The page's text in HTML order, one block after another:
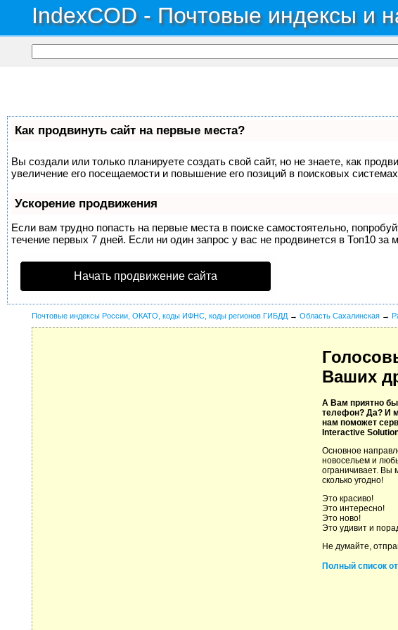
IndexCOD - Почтовые индексы и
Как продвинуть сайт на первые места?
Вы создали или только планируете создать свой сайт, но не знаете, как
увеличение его посещаемости и повышение его позиций в поисковых
Ускорение продвижения
Если вам трудно попасть на первые места в поиске самостоятельно,
течение первых 7 дней. Если ни один запрос у вас не продвинется в Топ10 за
Начать продвижение сайта
Почтовые индексы России, ОКАТО, коды ИФНС, коды регионов ГИБДД → Область Сахалинская →
Ваших
А Вам приятно
телефон? Да? И
нам поможет
Interactive
Основное
новосельем и
ограничивает. Вы
сколько угодно!
Это красиво!
Это интересно!
Это ново!
Это удивит и
Не думайте,
Полный список